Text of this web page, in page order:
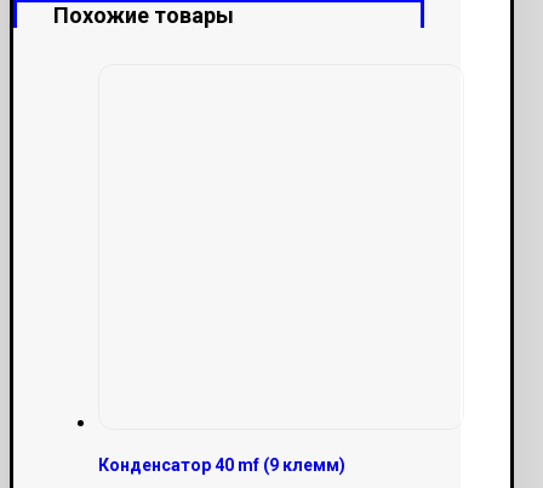
Похожие товары
Конденсатор 40 mf (9 клемм)